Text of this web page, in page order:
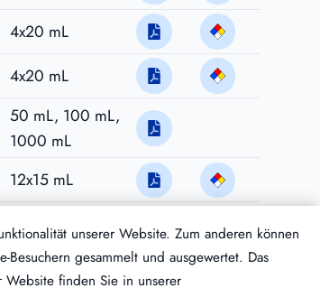
4x20 mL
4x20 mL
50 mL, 100 mL,
1000 mL
12x15 mL
6x10 mLunserer Website. Zum anderen können
gesammelt und ausgewertet. Das
finden Sie in unserer